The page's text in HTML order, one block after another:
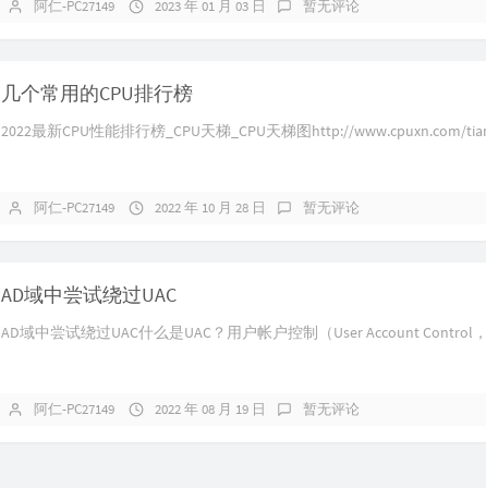
阿仁-PC27149 2023 年 01 月 03 日 暂无评论
几个常用的CPU排行榜
2022最新CPU性能排行榜_CPU天梯_CPU天梯图http://www.cpuxn.com/
阿仁-PC27149 2022 年 10 月 28 日 暂无评论
AD域中尝试绕过UAC
AD域中尝试绕过UAC什么是UAC？用户帐户控制（User Account Control
阿仁-PC27149 2022 年 08 月 19 日 暂无评论